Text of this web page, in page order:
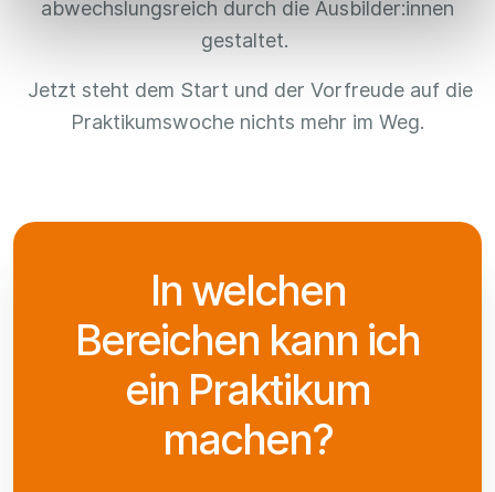
abwechslungsreich durch die Ausbilder:innen
gestaltet.
Jetzt steht dem Start und der Vorfreude auf die
Praktikumswoche nichts mehr im Weg.
In welchen
Bereichen kann ich
ein Praktikum
machen?